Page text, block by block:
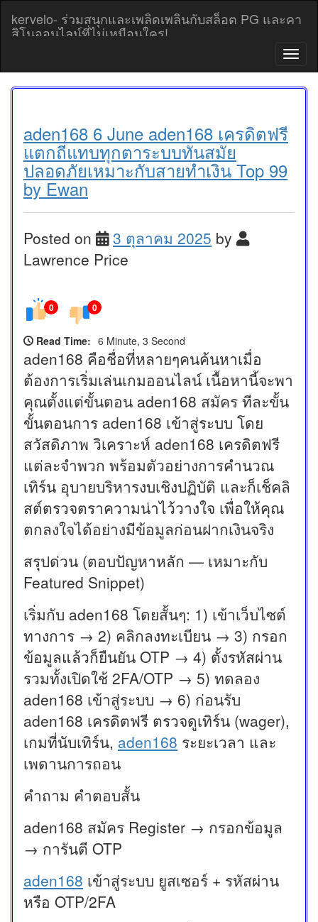
content
kervelo- ร่วมสนุกและเพลิดเพลินกับสล็อต PG และคา
สิโนออนไลน์ที่ไม่เหมือนใคร!
T
o
g
a
aden168 6 June aden168 เครดิตฟรี
แตกถี่แทบทุกตาระบบทันสมัย
ปลอดภัยเหมาะกับสายทำเงิน Top 99
by Ewan
Posted on 3 ตุลาคม 2025 by
Lawrence Price
0 0
Read Time: 6 Minute, 3 Second
aden168 คือชื่อที่หลายๆคนค้นหาเมื่อ
ต้องการเริ่มเล่นเกมออนไลน์ เนื้อหานี้จะพา
คุณตั้งแต่ขั้นตอน aden168 สมัคร ทีละขั้น
ขั้นตอนการ aden168 เข้าสู่ระบบ โดย
สวัสดิภาพ วิเคราะห์ aden168 เครดิตฟรี
แต่ละจำพวก พร้อมตัวอย่างการคำนวณ
เทิร์น อุบายบริหารงบเชิงปฏิบัติ และก็เช็คลิ
สต์ตรวจตราความน่าไว้วางใจ เพื่อให้คุณ
ตกลงใจได้อย่างมีข้อมูลก่อนฝากเงินจริง
สรุปด่วน (ตอบปัญหาหลัก — เหมาะกับ
Featured Snippet)
เริ่มกับ aden168 โดยสั้นๆ: 1) เข้าเว็บไซต์
ทางการ → 2) คลิกลงทะเบียน → 3) กรอก
ข้อมูลแล้วก็ยืนยัน OTP → 4) ตั้งรหัสผ่าน
รวมทั้งเปิดใช้ 2FA/OTP → 5) ทดลอง
aden168 เข้าสู่ระบบ → 6) ก่อนรับ
aden168 เครดิตฟรี ตรวจดูเทิร์น (wager),
เกมที่นับเทิร์น, aden168 ระยะเวลา และ
เพดานการถอน
คำถาม คำตอบสั้น
aden168 สมัคร Register → กรอกข้อมูล
→ การันตี OTP
aden168 เข้าสู่ระบบ ยูสเซอร์ + รหัสผ่าน
หรือ OTP/2FA